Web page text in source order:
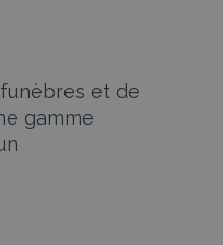
funèbres et de
gamme